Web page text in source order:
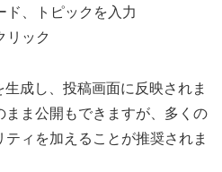
ド、トピックを入力
リック
成し、投稿画面に反映されま
ま公開もできますが、多くの
ィを加えることが推奨されま